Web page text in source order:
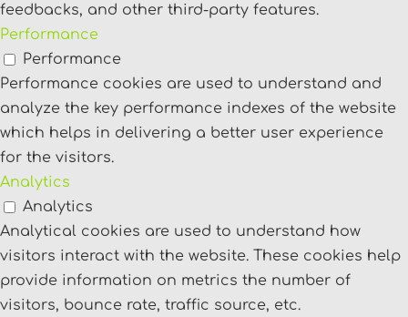
feedbacks, and other third-party features.
Performance
Performance
Performance cookies are used to understand and
analyze the key performance indexes of the website
which helps in delivering a better user experience
for the visitors.
Analytics
Analytics
Analytical cookies are used to understand how
visitors interact with the website. These cookies help
provide information on metrics the number of
visitors, bounce rate, traffic source, etc.